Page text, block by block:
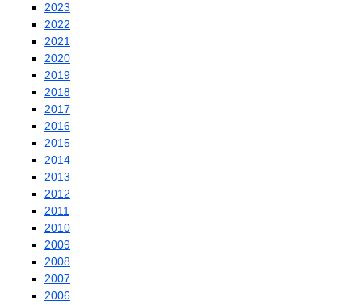
2023
2022
2021
2020
2019
2018
2017
2016
2015
2014
2013
2012
2011
2010
2009
2008
2007
2006